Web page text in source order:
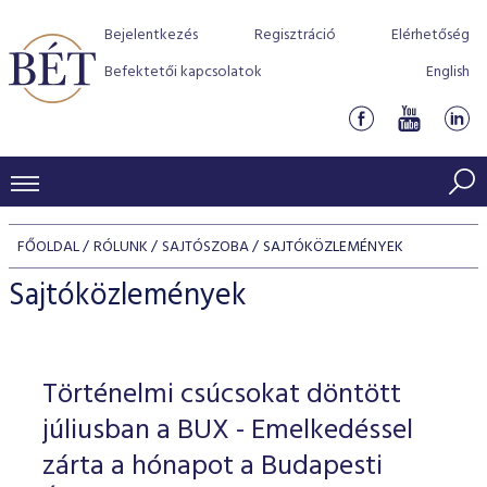
Bejelentkezés Regisztráció
Elérhetőség
Befektetői kapcsolatok
English
KERESKEDÉSI ADATOK
INDEXEK
Jelzáloglevél indexek
Vállalati kötvény indexek
Azonnali Piac
Részvények
Származékos piac
BEFEKTETŐK
Részvény szekció
Hitelpapír szekció
BÉT szabályzatok
Befektetővédelem
Alkalmazott díjstruktúra
Elszámolás
Részvény és vállalati kötvény tőzsdei bevezetését
program
BÉT Xtend - Részvénypiac egyszerűen
TŐZSDETAGOK
Tőzsdetagok, üzletkötők
VENDOROK
FŐOLDAL RÓLUNK SAJTÓSZOBA SAJTÓKÖZLEMÉNYEK
Sajtóközlemények
Történelmi csúcsokat döntött
júliusban a BUX - Emelkedéssel
zárta a hónapot a Budapesti